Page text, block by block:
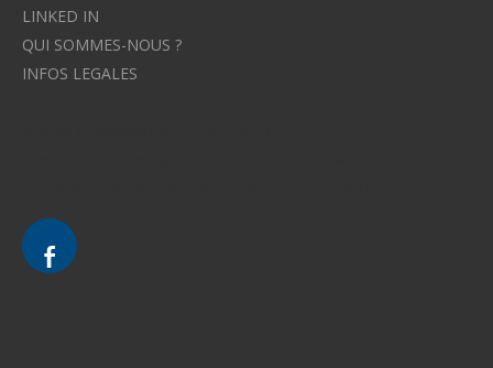
LINKED IN
QUI SOMMES-NOUS ?
INFOS LEGALES